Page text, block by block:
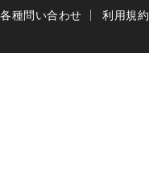
各種問い合わせ 利用規約